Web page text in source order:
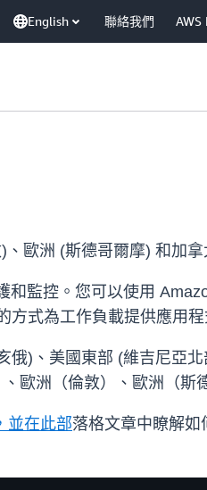
English 聯絡我們 AWS
歐洲 (斯德哥爾摩) 和加拿
監控。您可以使用
式為工作負載提供應用程
)、美國東部 (維吉尼亞
歐洲（倫敦）、歐洲（斯
並在此部落格文章中瞭解如